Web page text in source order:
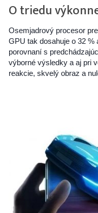
O triedu
Osemjadrový procesor
GPU tak dosahuje o 32
porovnaní s
výborné výsledky a aj pri
reakcie, skvelý obraz a